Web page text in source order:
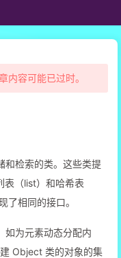
内容可能已过时。
和检索的类。这些类提
（list）和哈希表
了相同的接口。
如为元素动态分配内
Object 类的对象的集